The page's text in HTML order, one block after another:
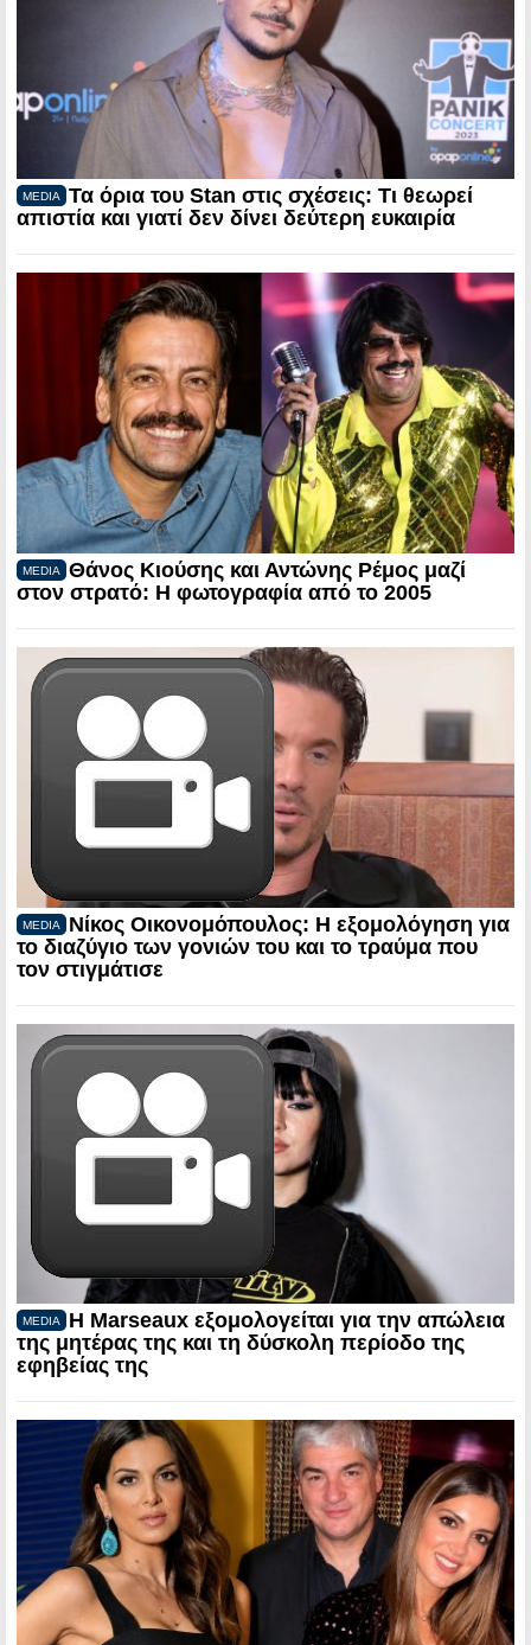
MEDIA
Τα όρια του Stan στις σχέσεις: Τι θεωρεί
απιστία και γιατί δεν δίνει δεύτερη ευκαιρία
MEDIA
Θάνος Κιούσης και Αντώνης Ρέμος μαζί
στον στρατό: Η φωτογραφία από το 2005
MEDIA
Νίκος Οικονομόπουλος: Η εξομολόγηση για
το διαζύγιο των γονιών του και το τραύμα που
τον στιγμάτισε
MEDIA
Η Marseaux εξομολογείται για την απώλεια
της μητέρας της και τη δύσκολη περίοδο της
εφηβείας της